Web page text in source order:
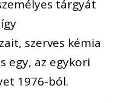
tárgyát
szerves kémia
egy, az egykori
1976-ból.